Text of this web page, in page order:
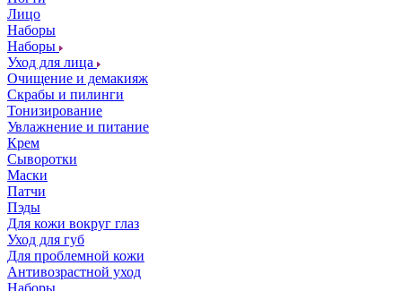
Лицо
Наборы
Наборы
Уход для лица
Очищение и демакияж
Скрабы и пилинги
Тонизирование
Увлажнение и питание
Крем
Сыворотки
Маски
Патчи
Пэды
Для кожи вокруг глаз
Уход для губ
Для проблемной кожи
Антивозрастной уход